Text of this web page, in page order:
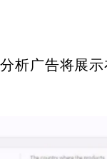
析广告将展